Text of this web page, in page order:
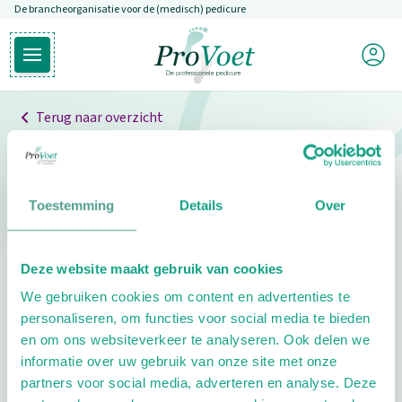
Toestemming Details Over
Deze website maakt gebruik van cookies
We gebruiken cookies om content en advertenties te
personaliseren, om functies voor social media te bieden
en om ons websiteverkeer te analyseren. Ook delen we
informatie over uw gebruik van onze site met onze
partners voor social media, adverteren en analyse. Deze
Overslaan en naar de inhoud gaan
De brancheorganisatie voor de (medisch) pedicure
Open hoofdmenu
Ga naar de homepagina
Mijn
Terug naar overzicht
Professionals
Pedicure niet gevonden
pedicure.